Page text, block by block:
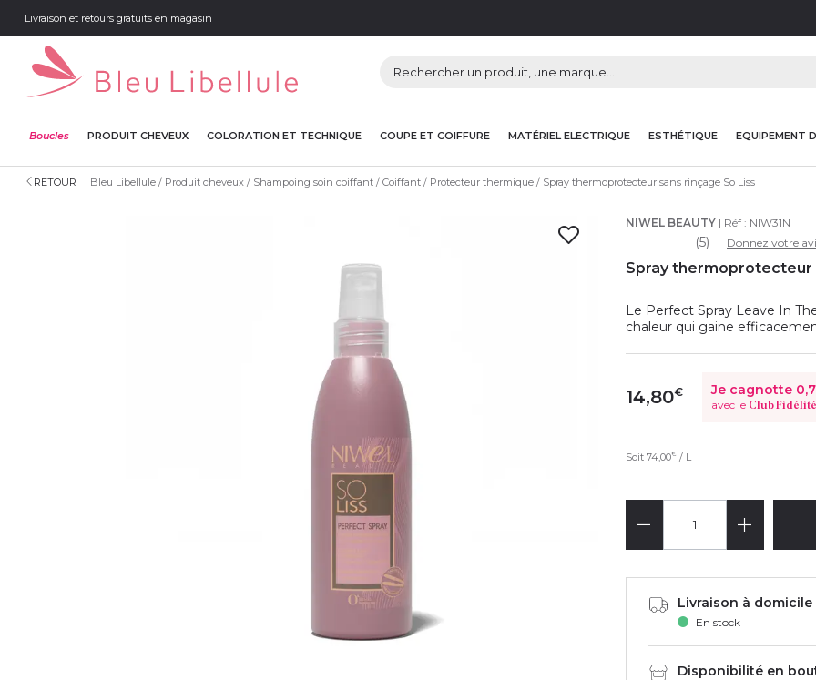
Livraison et retours gratuits en magasin
Boucles PRODUIT CHEVEUX COLORATION ET TECHNIQUE COUPE ET COIFFURE MATÉRIEL ELECTRIQUE ESTHÉTIQUE EQUIPEMENT
RETOUR Bleu Libellule Produit cheveux Shampoing soin coiffant Coiffant Protecteur thermique Spray thermoprotecteur sans rinçage So Liss
NIWEL BEAUTY | Réf : NIW31N
(5) Donnez votre
Spray thermoprotecteur
Le Perfect Spray Leave In
chaleur qui gaine
14,80€ Je cagnotte
avec le Club Fidélité
Soit 74,00€ / L
Livraison à
En stock
Disponibilité en